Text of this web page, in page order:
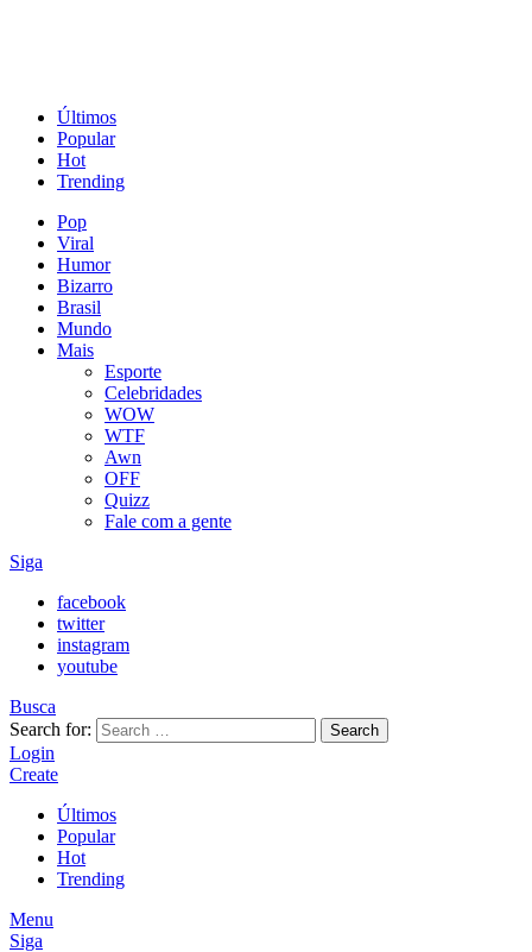
Últimos
Popular
Hot
Trending
Pop
Viral
Humor
Bizarro
Brasil
Mundo
Mais
Esporte
Celebridades
WOW
WTF
Awn
OFF
Quizz
Fale com a gente
Siga
facebook
twitter
instagram
youtube
Busca
Search for:
Search
Login
Create
Últimos
Popular
Hot
Trending
Menu
Siga